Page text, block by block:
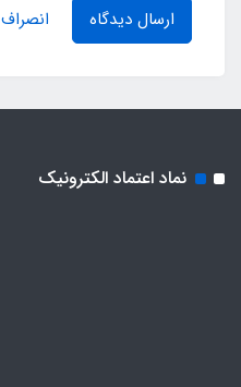
ارسال دیدگاه انصراف
نماد اعتماد الکترونیک